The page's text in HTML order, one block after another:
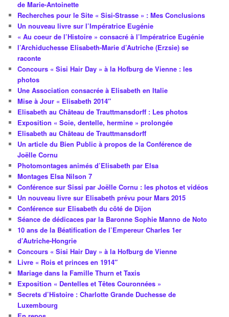
de Marie-Antoinette
Recherches pour le Site « Sisi-Strasse » : Mes Conclusions
Un nouveau livre sur l’Impératrice Eugénie
« Au coeur de l’Histoire » consacré à l’Impératrice Eugénie
l’Archiduchesse Elisabeth-Marie d’Autriche (Erzsie) se
raconte
Concours « Sisi Hair Day » à la Hofburg de Vienne : les
photos
Une Association consacrée à Elisabeth en Italie
Mise à Jour « Elisabeth 2014″
Elisabeth au Château de Trauttmansdorff : Les photos
Exposition « Soie, dentelle, hermine » prolongée
Elisabeth au Château de Trauttmansdorff
Un article du Bien Public à propos de la Conférence de
Joëlle Cornu
Photomontages animés d’Elisabeth par Elsa
Montages Elsa Nilson 7
Conférence sur Sissi par Joëlle Cornu : les photos et vidéos
Un nouveau livre sur Elisabeth prévu pour Mars 2015
Conférence sur Elisabeth du côté de Dijon
Séance de dédicaces par la Baronne Sophie Manno de Noto
10 ans de la Béatification de l’Empereur Charles 1er
d’Autriche-Hongrie
Concours « Sisi Hair Day » à la Hofburg de Vienne
Livre « Rois et princes en 1914″
Mariage dans la Famille Thurn et Taxis
Exposition « Dentelles et Têtes Couronnées »
Secrets d’Histoire : Charlotte Grande Duchesse de
Luxembourg